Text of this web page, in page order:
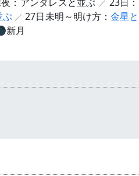
ぶ 27日未明～明け方： 金星と
新月